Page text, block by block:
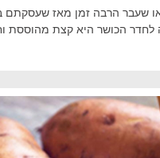
שעבר הרבה זמן מאז שעסקתם
הכושר היא קצת מהוססת